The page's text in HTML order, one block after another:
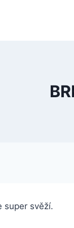
super svěží.